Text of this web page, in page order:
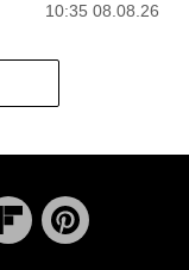
10:35 08.08.26